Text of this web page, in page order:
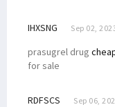
IHXSNG Sep 02,
prasugrel drug
for sale
RDFSCS Sep 06,